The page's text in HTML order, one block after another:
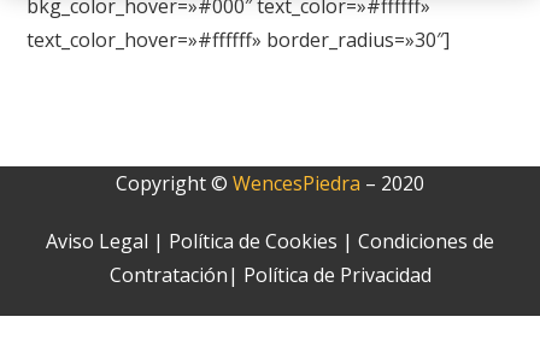
bkg_color_hover=»#000″ text_color=»#ffffff»
text_color_hover=»#ffffff» border_radius=»30″]
Copyright © WencesPiedra – 2020
Aviso Legal | Política de Cookies | Condiciones de
Contratación| Política de Privacidad